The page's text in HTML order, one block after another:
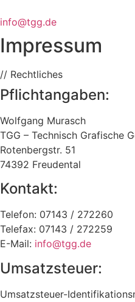
info@tgg.de
Impressum
// Rechtliches
Pflichtangaben:
Wolfgang Murasch
TGG – Technisch Grafische
Rotenbergstr. 51
74392 Freudental
Kontakt:
Telefon: 07143 / 272260
Telefax: 07143 / 272259
E-Mail: info@tgg.de
Umsatzsteuer:
Umsatzsteuer-